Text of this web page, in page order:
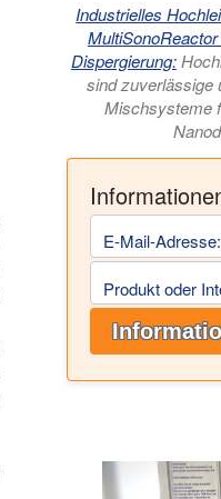
Industrielles
Dispergierung:
sind zuverlässige
Mischsysteme
E-Mail-
Produkt oder